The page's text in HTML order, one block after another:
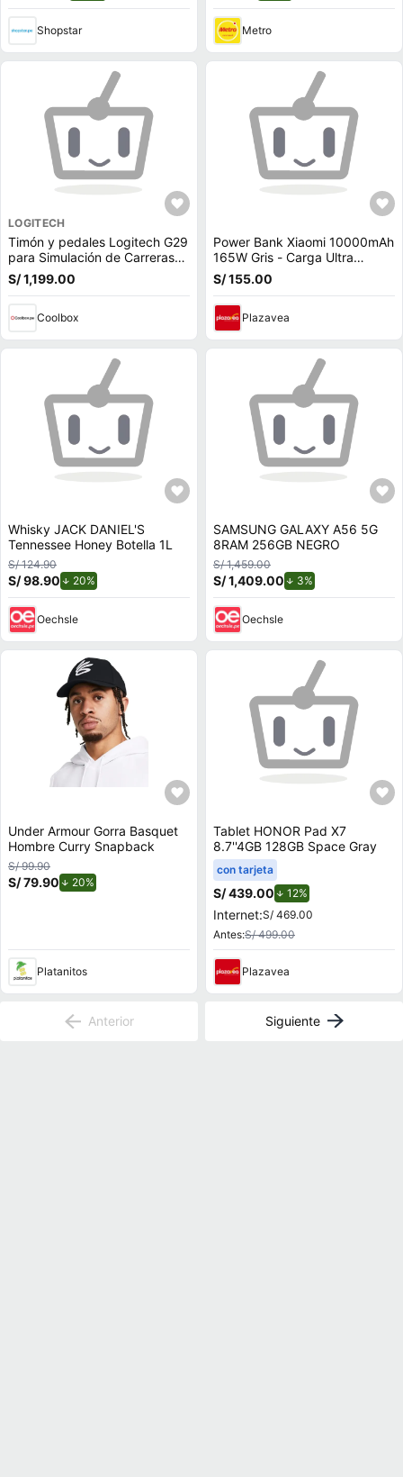
Shopstar Metro
LOGITECH
Timón y pedales Logitech G29
para Simulación de Carreras
PS5/PS4/PC, volante de cuero
y Force Feedback
S/ 1,199.00
Coolbox
Power Bank Xiaomi 10000mAh
165W Gris - Carga Ultra
Rápida y con cable integrado
S/ 155.00
Plazavea
Whisky JACK DANIEL'S
Tennessee Honey Botella 1L
S/ 124.90
S/ 98.90 20%
Oechsle
SAMSUNG GALAXY A56 5G
8RAM 256GB NEGRO
S/ 1,459.00
S/ 1,409.00 3%
Oechsle
Under Armour Gorra Basquet
Hombre Curry Snapback
S/ 99.90
S/ 79.90 20%
Platanitos
Tablet HONOR Pad X7
8.7''4GB 128GB Space Gray
con tarjeta
S/ 439.00 12%
Internet:S/ 469.00
Antes:S/ 499.00
Plazavea
Anterior Siguiente